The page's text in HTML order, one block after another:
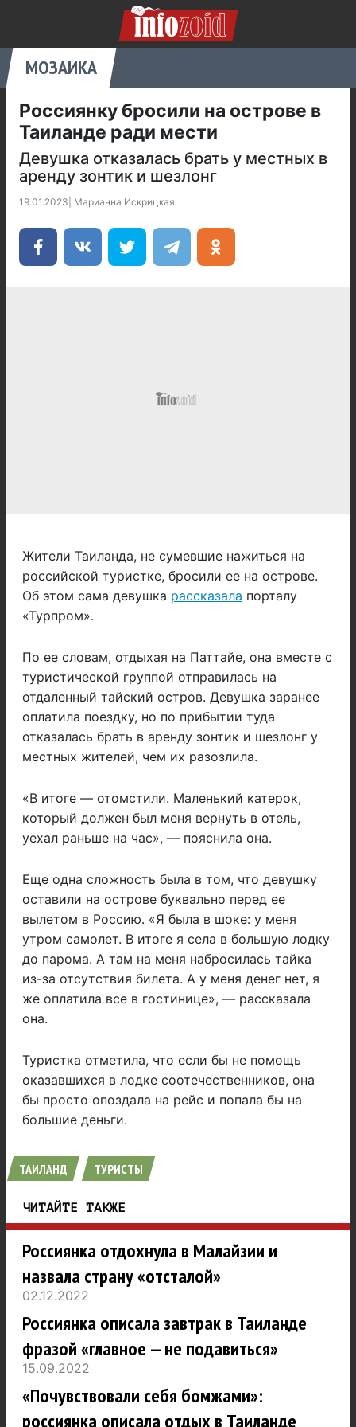
МОЗАИКА
Россиянку бросили на острове в
Таиланде ради мести
Девушка отказалась брать у местных в
аренду зонтик и шезлонг
19.01.2023 Марианна Искрицкая
Жители Таиланда, не сумевшие нажиться на
российской туристке, бросили ее на острове.
Об этом сама девушка рассказала порталу
«Турпром».
По ее словам, отдыхая на Паттайе, она вместе с
туристической группой отправилась на
отдаленный тайский остров. Девушка заранее
оплатила поездку, но по прибытии туда
отказалась брать в аренду зонтик и шезлонг у
местных жителей, чем их разозлила.
«В итоге — отомстили. Маленький катерок,
который должен был меня вернуть в отель,
уехал раньше на час», — пояснила она.
Еще одна сложность была в том, что девушку
оставили на острове буквально перед ее
вылетом в Россию. «Я была в шоке: у меня
утром самолет. В итоге я села в большую лодку
до парома. А там на меня набросилась тайка
из-за отсутствия билета. А у меня денег нет, я
же оплатила все в гостинице», — рассказала
она.
Туристка отметила, что если бы не помощь
оказавшихся в лодке соотечественников, она
бы просто опоздала на рейс и попала бы на
большие деньги.
ТАИЛАНД ТУРИСТЫ
ЧИТАЙТЕ ТАКЖЕ
Россиянка отдохнула в Малайзии и
назвала страну «отсталой»
02.12.2022
Россиянка описала завтрак в Таиланде
фразой «главное — не подавиться»
15.09.2022
«Почувствовали себя бомжами»:
россиянка описала отдых в Таиланде